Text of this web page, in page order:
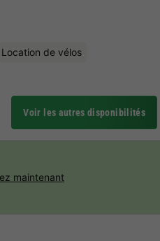
Location de vélos
Voir les autres disponibilités
maintenant